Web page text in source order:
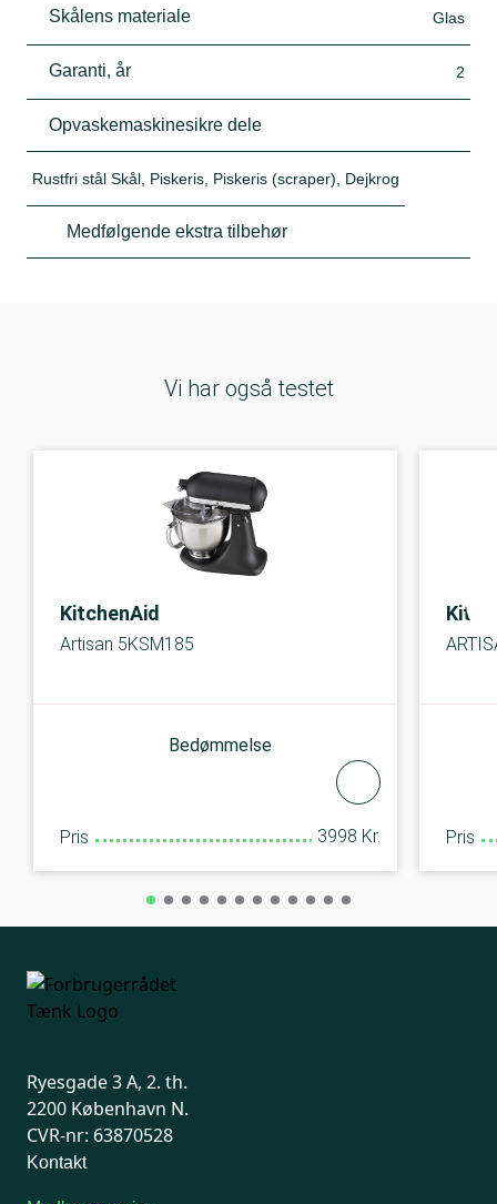
Skålens materiale Glas
Garanti, år 2
Opvaskemaskinesikre dele
Rustfri stål Skål, Piskeris, Piskeris (scraper), Dejkrog
Medfølgende ekstra tilbehør
Vi har også testet
KitchenAid
Artisan 5KSM185
Bedømmelse
Pris 3998 Kr. Pris
Ryesgade 3 A, 2. th.
2200 København N.
CVR-nr: 63870528
Kontakt